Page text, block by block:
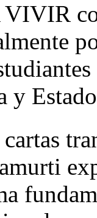
y
cartas